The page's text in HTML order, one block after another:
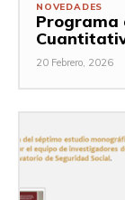
NOVEDADES
Programa
20 Febrero, 2026